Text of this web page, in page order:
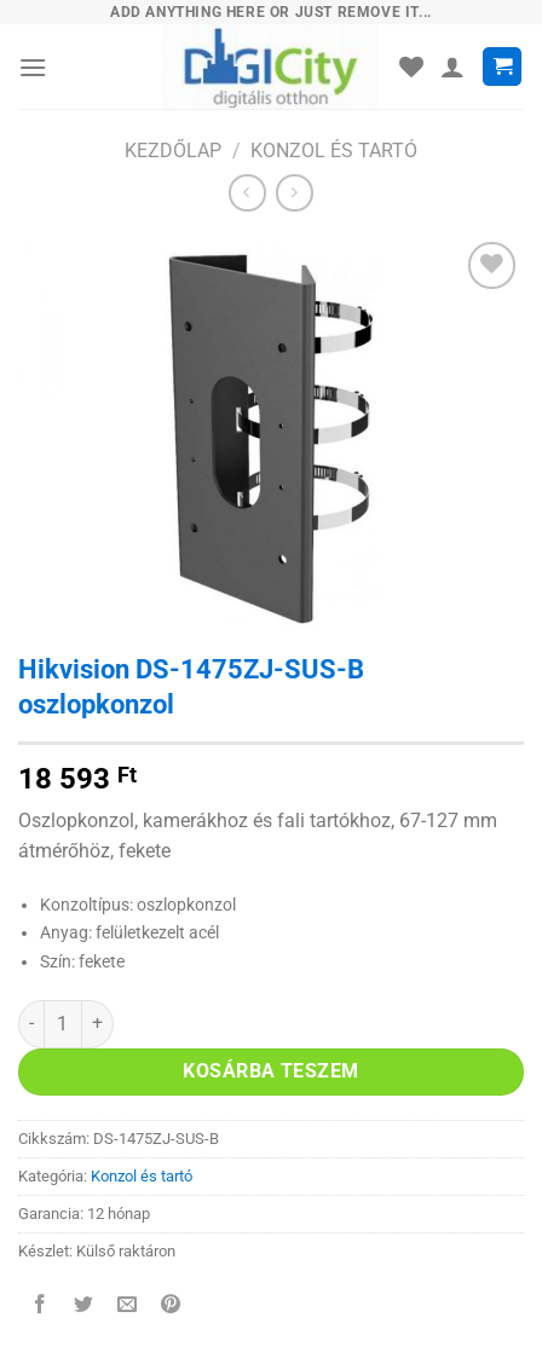
content
ADD ANYTHING HERE OR JUST REMOVE IT...
KEZDŐLAP / KONZOL ÉS TARTÓ
Hikvision DS-1475ZJ-SUS-B
oszlopkonzol
18 593 Ft
Oszlopkonzol, kamerákhoz és fali tartókhoz, 67-127 mm
átmérőhöz, fekete
Konzoltípus: oszlopkonzol
Anyag: felületkezelt acél
Szín: fekete
Hikvision DS-1475ZJ-SUS-B oszlopkonzol mennyiség
KOSÁRBA TESZEM
Cikkszám: DS-1475ZJ-SUS-B
Kategória: Konzol és tartó
Garancia: 12 hónap
Készlet: Külső raktáron